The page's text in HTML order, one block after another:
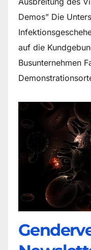
Demos” Die
auf die
Busunternehmen